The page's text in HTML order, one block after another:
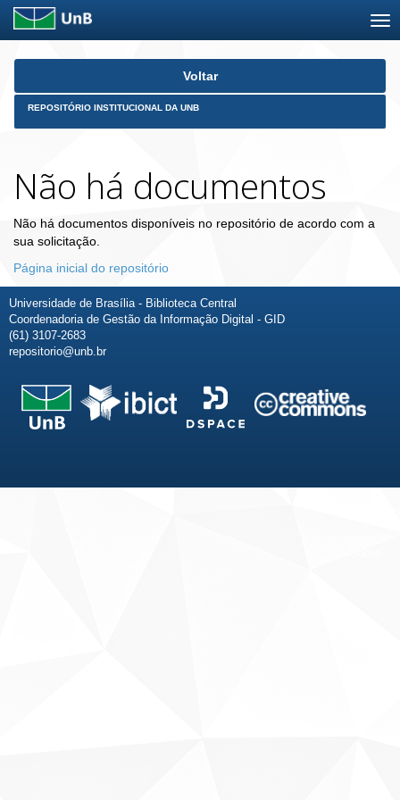
Skip
Voltar
REPOSITÓRIO INSTITUCIONAL DA UNB
Não há documentos
Não há documentos disponíveis no repositório de acordo com a
sua solicitação.
Página inicial do repositório
Universidade de Brasília - Biblioteca Central
Coordenadoria de Gestão da Informação Digital - GID
(61) 3107-2683
repositorio@unb.br